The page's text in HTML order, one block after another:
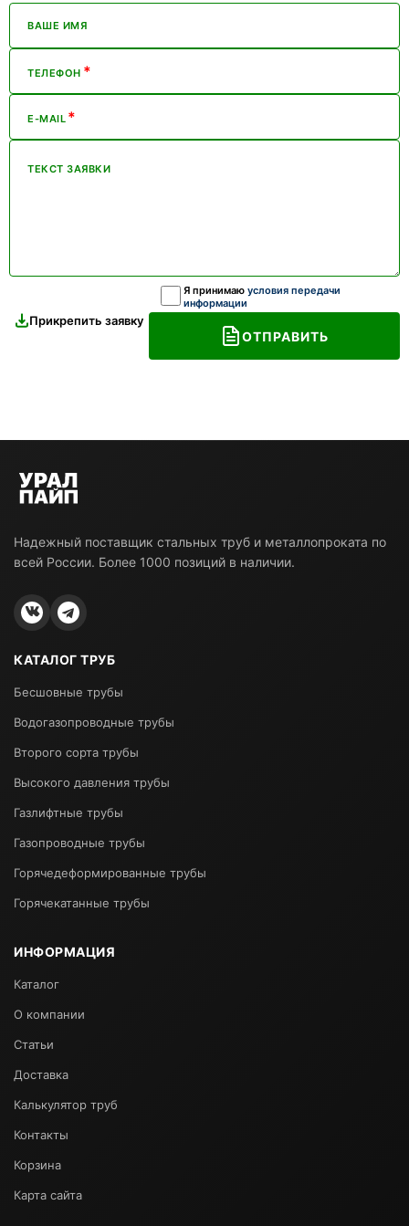
ВАШЕ ИМЯ
ТЕЛЕФОН *
E-MAIL *
ТЕКСТ ЗАЯВКИ
Прикрепить заявку
Я принимаю условия передачи
информации
ОТПРАВИТЬ
Надежный поставщик стальных труб и металлопроката по
всей России. Более 1000 позиций в наличии.
КАТАЛОГ ТРУБ
Бесшовные трубы
Водогазопроводные трубы
Второго сорта трубы
Высокого давления трубы
Газлифтные трубы
Газопроводные трубы
Горячедеформированные трубы
Горячекатанные трубы
ИНФОРМАЦИЯ
Каталог
О компании
Статьи
Доставка
Калькулятор труб
Контакты
Корзина
Карта сайта